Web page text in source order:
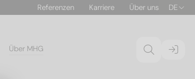
Referenzen Karriere Über uns DE
Über MHG